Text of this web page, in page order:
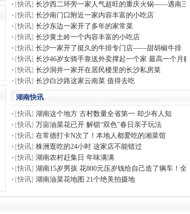
[26-03-11]
长沙南门口附近一家内容丰富的小吃店
长沙东边一家开了多年的家常菜
[快讯] 长沙西二环旁一家人气超旺的重庆火锅——遇南三
[快讯] 长沙南门口附近一家内容丰富的小吃店
[快讯] 长沙东边一家开了多年的家常菜
[快讯] 长沙黄土岭一个内容丰富的小吃店
[快讯] 长沙一家开了挺久的牛排专门店——甜胡椒牛排
[快讯] 长沙46岁女骑手靠送外卖撑起一个家 最高一个月
[快讯] 长沙洞井一家开在居民楼里的长沙私房菜
[快讯] 长沙白沙路这家云南菜 值得去吃
湖南快讯
[快讯] 湖南这个地方 古村数量全省第一 却少有人知
[快讯] 万亩油菜花已开 解锁“双色”春日亲子玩法
[快讯] 在常德打卡N次了！本地人都爱吃的湘菜馆
[快讯] 株洲逛吃的24小时 这家店不能错过
[快讯] 湖南农村赶集日 年味满满
[快讯] 湖南15岁男孩 花800元压岁钱给自己造了辆车！
[快讯] 湖南油菜花地图 21个绝美拍摄地